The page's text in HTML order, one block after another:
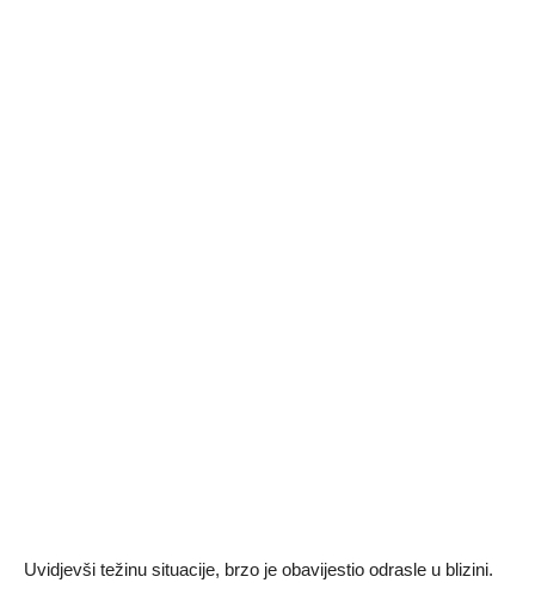
Uvidjevši težinu situacije, brzo je obavijestio odrasle u blizini.